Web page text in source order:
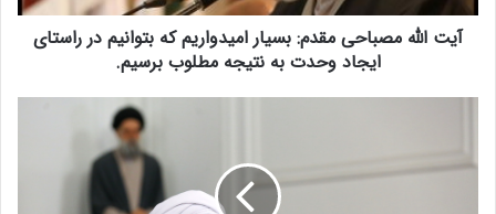
ص
د
آیت الله مصباحی مقدم: بسیار امیدواریم که بتوانیم در راستای
ایجاد وحدت به نتیجه مطلوب برسیم.